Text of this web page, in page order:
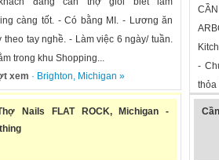
càng tốt. - Có bằng MI. - Lương ăn
theo tay nghề. - Làm việc 6 ngày/ tuần.
trong khu Shopping...
xem · Brighton, Michigan »
-
thỏa
Nails FLAT ROCK, Michigan -